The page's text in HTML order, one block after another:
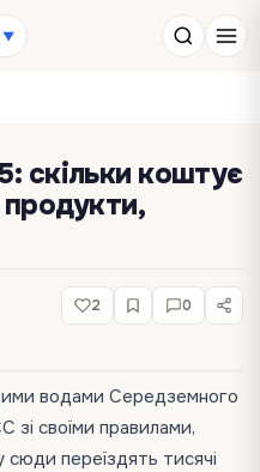
▼
скільки коштує
2 0
водами Середземного
зі своїми правилами,
переїздять тисячі